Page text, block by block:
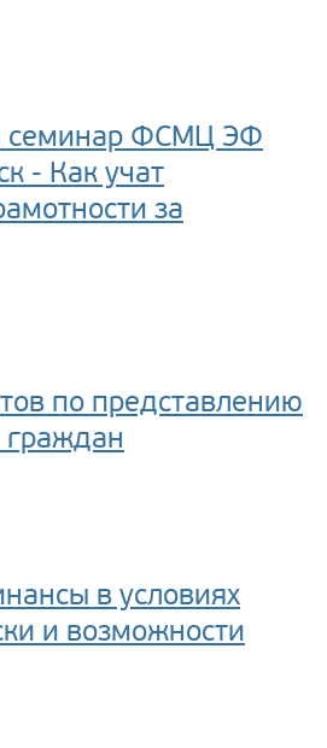
семинар ФСМЦ ЭФ
- Как учат
за
по представлению
в условиях
и возможности